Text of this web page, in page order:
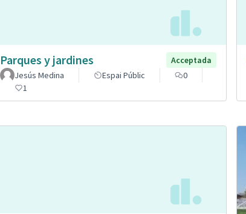
Parques y jardines
Acceptada
Jesús Medina
Espai Públic
0
1